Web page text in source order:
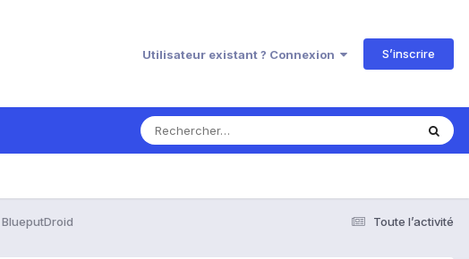
Utilisateur existant ? Connexion S’inscrire
Toute l’activité
BlueputDroid